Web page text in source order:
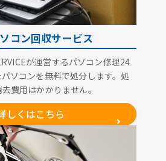
コン回収サービス
が運営するパソコン修理24
ソコンを無料で処分します。処
費用はかかりません。
しくはこちら